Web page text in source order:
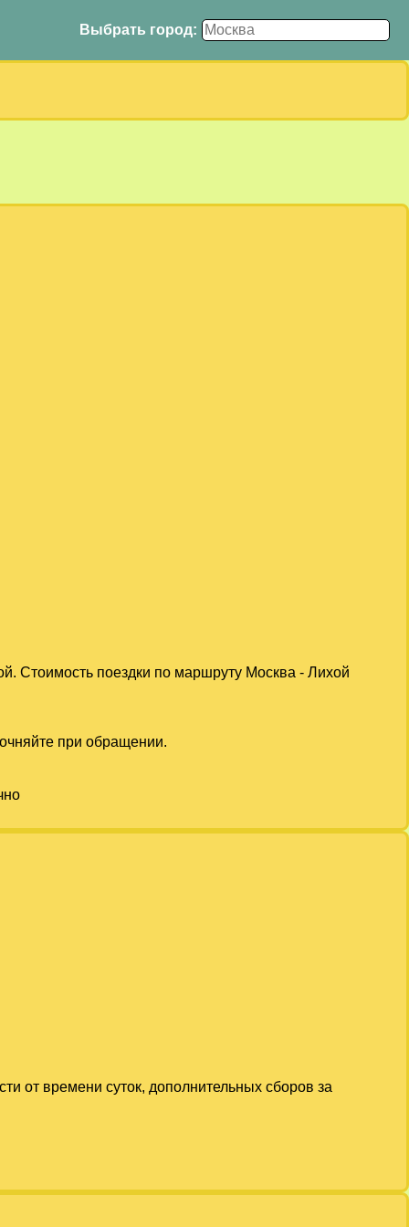
Выбрать город:
Стоимость поездки по маршруту Москва - Лихой
при обращении.
от времени суток, дополнительных сборов за